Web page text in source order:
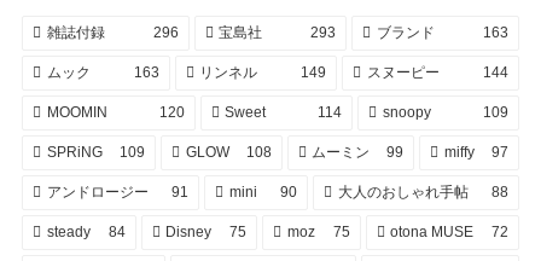
雑誌付録 296 宝島社 293 ブランド 163
ムック 163 リンネル 149 スヌーピー 144
MOOMIN 120 Sweet 114 snoopy 109
SPRiNG 109 GLOW 108 ムーミン 99 miffy 97
アンドロージー 91 mini 90 大人のおしゃれ手帖 88
steady 84 Disney 75 moz 75 otona MUSE 72